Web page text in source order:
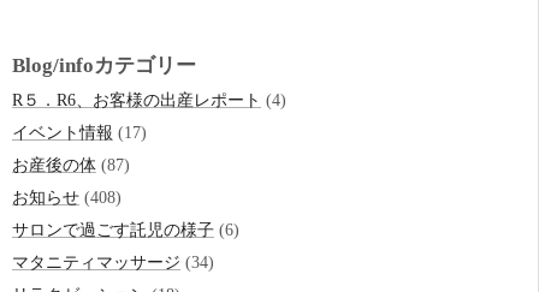
Blog/infoカテゴリー
R５．R6、お客様の出産レポート (4)
イベント情報 (17)
お産後の体 (87)
お知らせ (408)
サロンで過ごす託児の様子 (6)
マタニティマッサージ (34)